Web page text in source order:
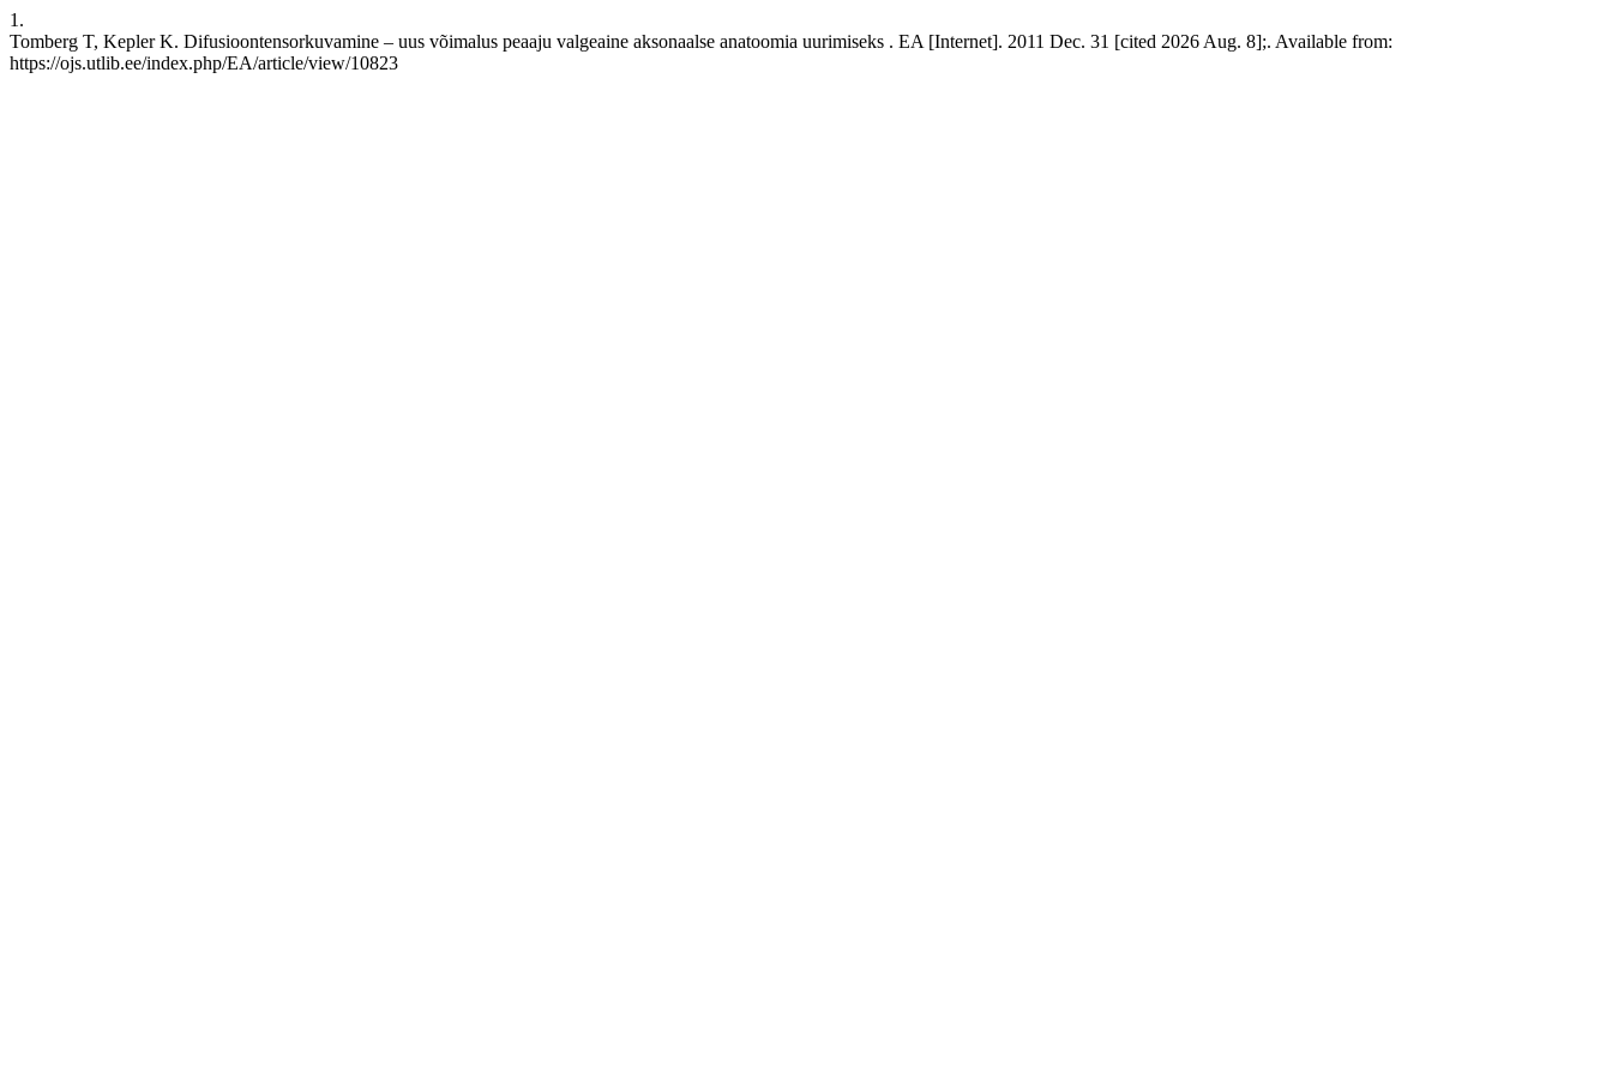
1.
Tomberg T, Kepler K. Difusioontensorkuvamine – uus võimalus peaaju valgeaine aksonaalse anatoomia uurimiseks . EA [Internet]. 2011 Dec. 31 [cited 2026 Aug. 8];. Available from:
https://ojs.utlib.ee/index.php/EA/article/view/10823